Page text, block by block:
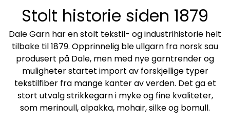
Stolt historie siden 1879
Dale Garn har en stolt tekstil- og industrihistorie helt
tilbake til 1879. Opprinnelig ble ullgarn fra norsk sau
produsert på Dale, men med nye garntrender og
muligheter startet import av forskjellige typer
tekstilfiber fra mange kanter av verden. Det ga et
stort utvalg strikkegarn i myke og fine kvaliteter,
som merinoull, alpakka, mohair, silke og bomull.